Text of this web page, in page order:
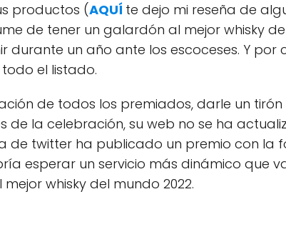
productos (AQUÍ te dejo mi reseña de
de tener un galardón al mejor whisky
durante un año ante los escoceses. Y
el listado.
de todos los premiados, darle un
de la celebración, su web no se ha
de twitter ha publicado un premio con la
esperar un servicio más dinámico que
whisky del mundo 2022.